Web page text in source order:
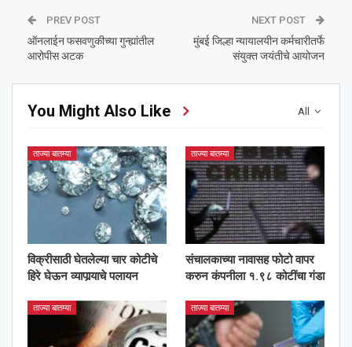
PREV POST
ऑनलाईन फसवणुकीच्या गुन्ह्यांतील
आरोपीस अटक
NEXT POST
मुंबई जिल्हा न्यायालयीन कर्मचारीतर्फे
संयुक्त जयंतीचे आयोजन
All
You Might Also Like
ताज्या बातम्या
विक्रीसाठी घेतलेल्या चार कोटीचे
हिरे घेऊन व्यापार्‍याचे पलायन
ताज्या बातम्या
संचालकाच्या नावासह फोटो वापर
करुन कंपनीला १.९८ कोटींचा गंडा
ताज्या बातम्या ताज्या बातम्या